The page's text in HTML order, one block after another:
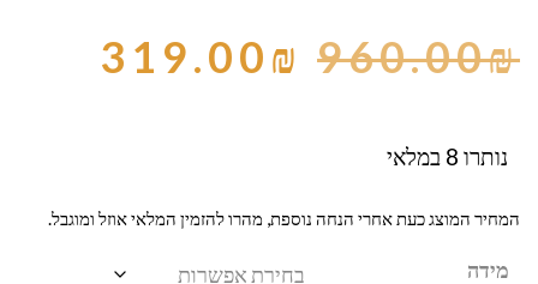
960.00₪
319.00₪
נותרו 8 במלאי
המחיר המוצג כעת אחרי הנחה נוספת, מהרו להזמין המלאי אוזל ומוגבל.
מידה